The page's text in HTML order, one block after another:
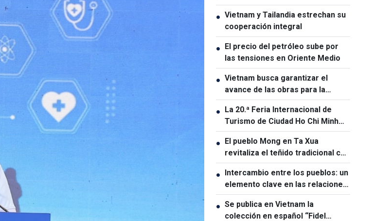
● Vietnam y Tailandia estrechan su
cooperación integral
● El precio del petróleo sube por
las tensiones en Oriente Medio
● Vietnam busca garantizar el
avance de las obras para la
Cumbre APEC 2027
● La 20.ª Feria Internacional de
Turismo de Ciudad Ho Chi Minh
será la mayor de su historia
● El pueblo Mong en Ta Xua
revitaliza el teñido tradicional con
índigo
● Intercambio entre los pueblos: un
elemento clave en las relaciones
entre Vietnam y Australia
● Se publica en Vietnam la
colección en español “Fidel